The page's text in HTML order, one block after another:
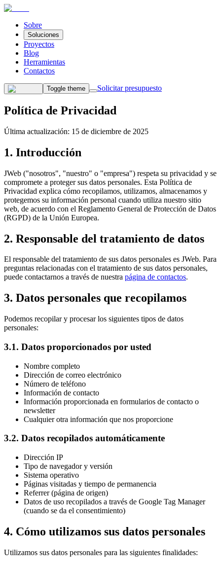
Sobre
Soluciones
Proyectos
Blog
Herramientas
Contactos
Toggle theme Solicitar presupuesto
Política de Privacidad
Última actualización: 15 de diciembre de 2025
1. Introducción
JWeb ("nosotros", "nuestro" o "empresa") respeta su privacidad y se
compromete a proteger sus datos personales. Esta Política de
Privacidad explica cómo recopilamos, utilizamos, almacenamos y
protegemos su información personal cuando utiliza nuestro sitio
web, de acuerdo con el Reglamento General de Protección de Datos
(RGPD) de la Unión Europea.
2. Responsable del tratamiento de datos
El responsable del tratamiento de sus datos personales es JWeb. Para
preguntas relacionadas con el tratamiento de sus datos personales,
puede contactarnos a través de nuestra página de contactos.
3. Datos personales que recopilamos
Podemos recopilar y procesar los siguientes tipos de datos
personales:
3.1. Datos proporcionados por usted
Nombre completo
Dirección de correo electrónico
Número de teléfono
Información de contacto
Información proporcionada en formularios de contacto o
newsletter
Cualquier otra información que nos proporcione
3.2. Datos recopilados automáticamente
Dirección IP
Tipo de navegador y versión
Sistema operativo
Páginas visitadas y tiempo de permanencia
Referrer (página de origen)
Datos de uso recopilados a través de Google Tag Manager
(cuando se da el consentimiento)
4. Cómo utilizamos sus datos personales
Utilizamos sus datos personales para las siguientes finalidades: